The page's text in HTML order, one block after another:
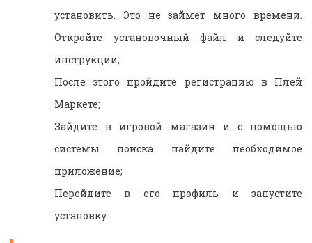
установить. Это не займет много времени.
Откройте установочный файл и следуйте
инструкции;
После этого пройдите регистрацию в Плей
Маркете;
Зайдите в игровой магазин и с помощью
системы поиска найдите необходимое
приложение;
Перейдите в его профиль и запустите
установку.